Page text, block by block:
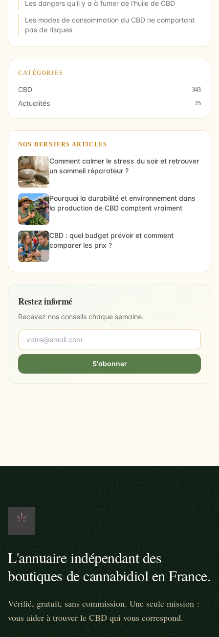
Les dangers qu'il y a à fumer de l'huile de CBD
Les modes de consommation du CBD ne comportant
pas de risques
CATÉGORIES
CBD 343
Actualités 25
NOS DERNIERS ARTICLES
Comment calmer le stress du soir et retrouver
un sommeil réparateur ?
Pourquoi la durabilité et environnement dans
la production de CBD comptent vraiment
CBD : quel budget prévoir et comment
comparer les prix ?
Restez informé
Recevez nos conseils chaque semaine.
S'abonner
L'annuaire indépendant des
boutiques de cannabidiol en France.
Vérifié, gratuit, sans commission. Une seule mission :
vous aider à trouver le CBD qui vous correspond.